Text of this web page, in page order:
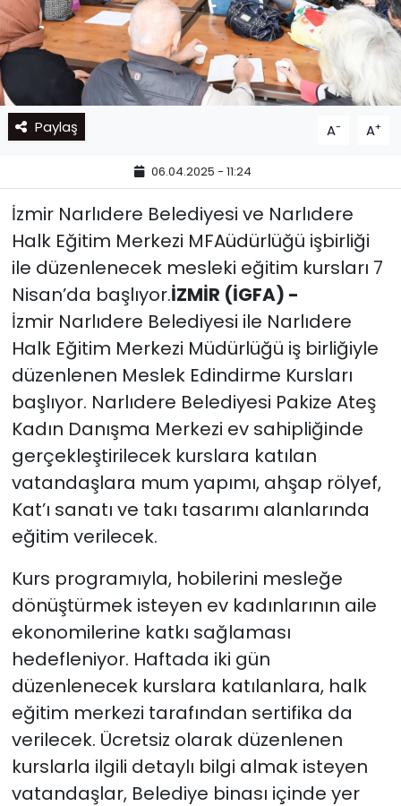
Paylaş A- A+
06.04.2025 - 11:24
İzmir Narlıdere Belediyesi ve Narlıdere
Halk Eğitim Merkezi MFAüdürlüğü işbirliği
ile düzenlenecek mesleki eğitim kursları 7
Nisan’da başlıyor.İZMİR (İGFA) -
İzmir Narlıdere Belediyesi ile Narlıdere
Halk Eğitim Merkezi Müdürlüğü iş birliğiyle
düzenlenen Meslek Edindirme Kursları
başlıyor. Narlıdere Belediyesi Pakize Ateş
Kadın Danışma Merkezi ev sahipliğinde
gerçekleştirilecek kurslara katılan
vatandaşlara mum yapımı, ahşap rölyef,
Kat’ı sanatı ve takı tasarımı alanlarında
eğitim verilecek.
Kurs programıyla, hobilerini mesleğe
dönüştürmek isteyen ev kadınlarının aile
ekonomilerine katkı sağlaması
hedefleniyor. Haftada iki gün
düzenlenecek kurslara katılanlara, halk
eğitim merkezi tarafından sertifika da
verilecek. Ücretsiz olarak düzenlenen
kurslarla ilgili detaylı bilgi almak isteyen
vatandaşlar, Belediye binası içinde yer